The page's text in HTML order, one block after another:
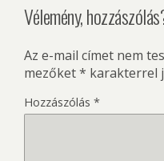
Vélemény,
Az e-mail címet nem
mezőket* karakterrel
Hozzászólás *